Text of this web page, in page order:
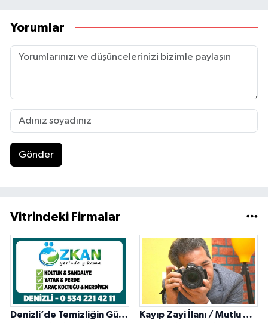
Yorumlar
Gönder
Vitrindeki Firmalar
Denizli’de Temizliğin Güvenilir Adresi: Özkan Yerinde Yıkama Kayıp Zayi İlanı / Mutlu Ajans / Denizli